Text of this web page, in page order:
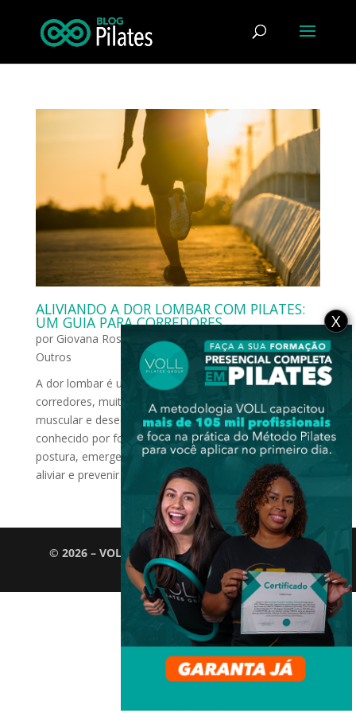
ALIVIANDO A DOR LOMBAR COM PILATES:
UM GUIA PARA CORREDORES
por Giovana Rosa dez 6, 2023 |Outras Modalidades,
Outros
A dor lombar é uma queixa comum entre os
corredores, muitas vezes causada por tensão
muscular e desequilíbrios posturais. O Método Pilates,
conhecido por fortalecer o Power House e melhorar a
postura, emerge como uma abordagem eficaz para
aliviar e prevenir a dor...
© 2026 – VOLL Pilates Group. Todos os direitos
reservados.
X